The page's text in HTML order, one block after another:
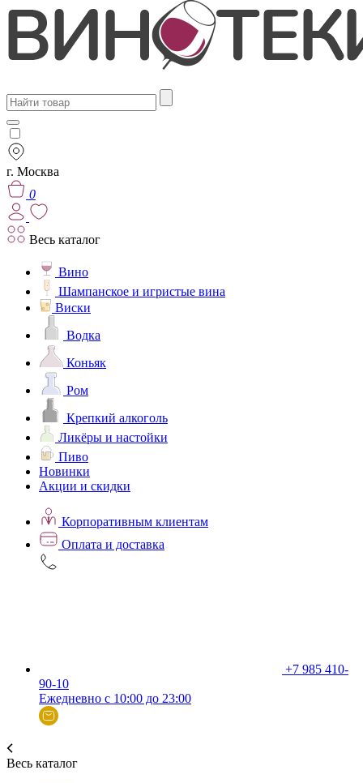
г. Москва
0
Весь каталог
Вино
Шампанское и игристые вина
Виски
Водка
Коньяк
Ром
Крепкий алкоголь
Ликёры и настойки
Пиво
Новинки
Акции и скидки
Корпоративным клиентам
Оплата и доставка
+7 985 410-
90-10
Ежедневно с 10:00 до 23:00
Весь каталог